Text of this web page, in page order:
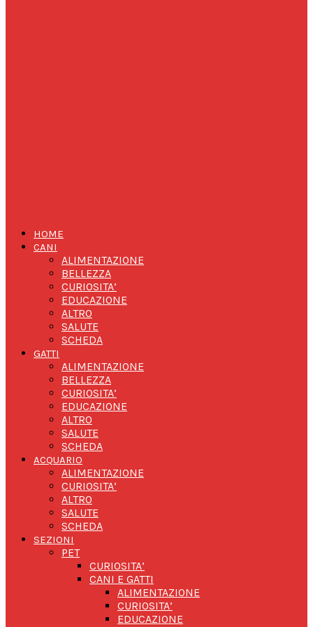
HOME
CANI
ALIMENTAZIONE
BELLEZZA
CURIOSITA’
EDUCAZIONE
ALTRO
SALUTE
SCHEDA
GATTI
ALIMENTAZIONE
BELLEZZA
CURIOSITA’
EDUCAZIONE
ALTRO
SALUTE
SCHEDA
ACQUARIO
ALIMENTAZIONE
CURIOSITA’
ALTRO
SALUTE
SCHEDA
SEZIONI
PET
CURIOSITA’
CANI E GATTI
ALIMENTAZIONE
CURIOSITA’
EDUCAZIONE